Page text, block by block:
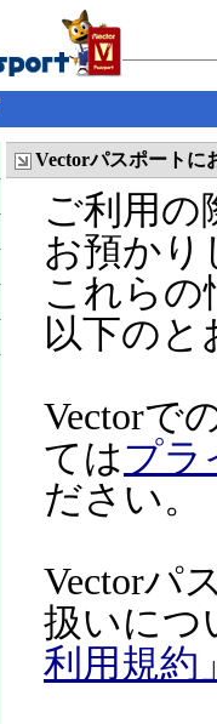
Vectorパスポートに
ご利用の
お預かり
これらの
以下のと
Vectorで
てはプラ
ださい。
Vectorパ
扱いにつ
利用規約